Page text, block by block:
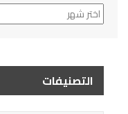
الأرشيف
التصنيفات